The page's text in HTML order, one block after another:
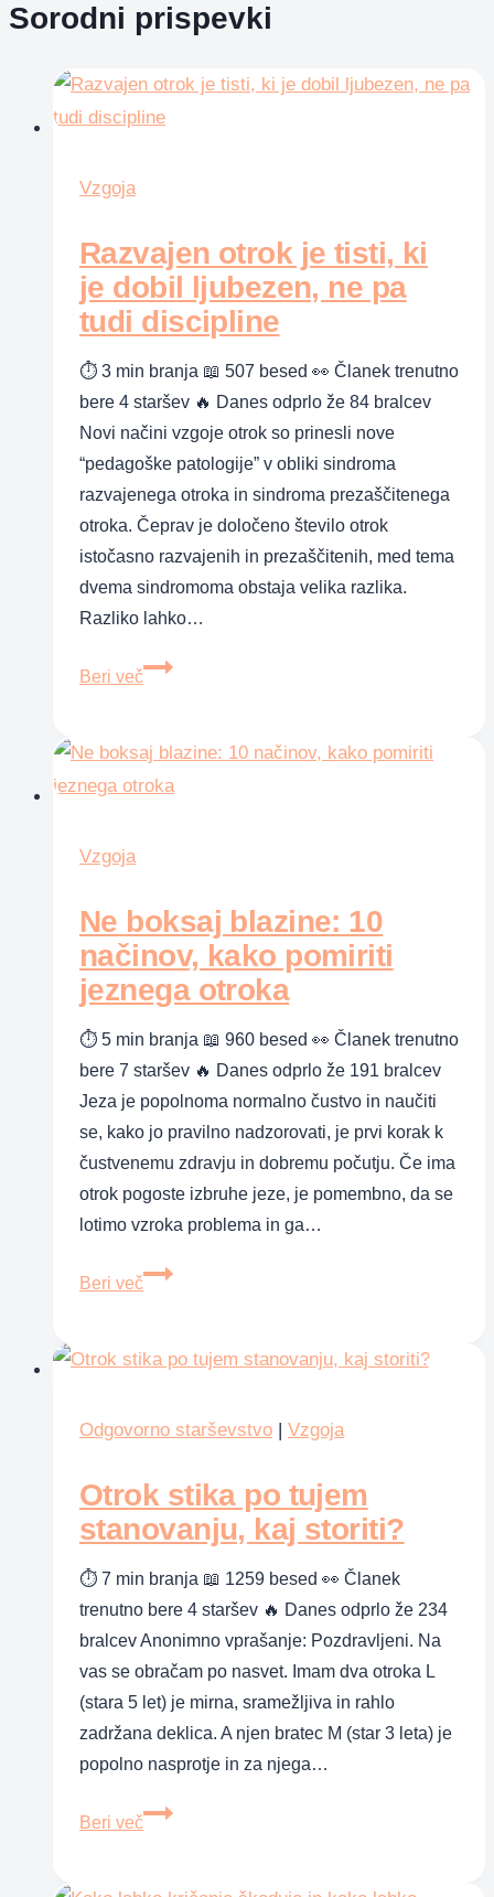
Sorodni prispevki
Vzgoja
Razvajen otrok je tisti, ki
je dobil ljubezen, ne pa
tudi discipline
⏱ 3 min branja 📖 507 besed 👀 Članek trenutno
bere 4 staršev 🔥 Danes odprlo že 84 bralcev
Novi načini vzgoje otrok so prinesli nove
“pedagoške patologije” v obliki sindroma
razvajenega otroka in sindroma prezaščitenega
otroka. Čeprav je določeno število otrok
istočasno razvajenih in prezaščitenih, med tema
dvema sindromoma obstaja velika razlika.
Razliko lahko…
Beri več
Razvajen
tisti,
ki
ne
tudi
discipline
Vzgoja
Ne boksaj blazine: 10
načinov, kako pomiriti
jeznega otroka
⏱ 5 min branja 📖 960 besed 👀 Članek trenutno
bere 7 staršev 🔥 Danes odprlo že 191 bralcev
Jeza je popolnoma normalno čustvo in naučiti
se, kako jo pravilno nadzorovati, je prvi korak k
čustvenemu zdravju in dobremu počutju. Če ima
otrok pogoste izbruhe jeze, je pomembno, da se
lotimo vzroka problema in ga…
Beri več
Ne
10
kako
jeznega
otroka
Odgovorno starševstvo | Vzgoja
Otrok stika po tujem
stanovanju, kaj storiti?
⏱ 7 min branja 📖 1259 besed 👀 Članek
trenutno bere 4 staršev 🔥 Danes odprlo že 234
bralcev Anonimno vprašanje: Pozdravljeni. Na
vas se obračam po nasvet. Imam dva otroka L
(stara 5 let) je mirna, sramežljiva in rahlo
zadržana deklica. A njen bratec M (star 3 leta) je
popolno nasprotje in za njega…
Beri več
Otrok